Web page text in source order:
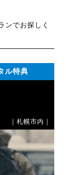
でお探しく
ル特典
｜札幌市内｜